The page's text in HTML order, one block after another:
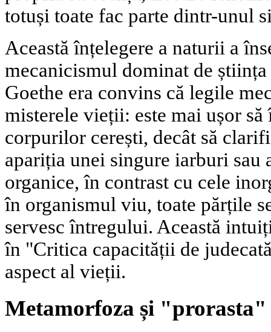
totuși toate fac parte dintr-unul
Această înțelegere a naturii a
mecanicismul dominat de
Goethe era convins că legile
misterele vieții: este mai ușor
corpurilor cerești, decât să
apariția unei singure iarburi sau
organice, în contrast cu cele
în organismul viu, toate părțile
servesc întregului. Această
în "Critica capacității de
aspect al vieții.
Metamorfoza și "prorasta"